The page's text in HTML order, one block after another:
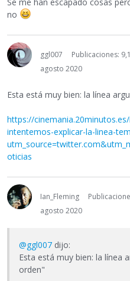
no
ggl007
Publicaciones:
agosto 2020
Esta está muy bien: la línea
https://
intentemos-explicar-la-linea-
oticias
Ian_Fleming
agosto 2020
@ggl007 dijo:
Esta está muy bien: la línea
orden"